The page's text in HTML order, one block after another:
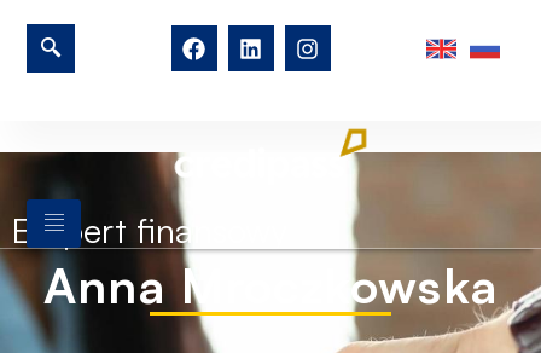
Ekspert finansowy
Anna Mroczkowska